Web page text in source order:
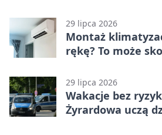
29 lipca 2026
Montaż
rękę? To może
29 lipca 2026
Wakacje bez
Żyrardowa uczą